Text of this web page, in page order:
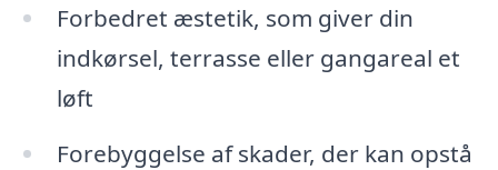
Forbedret æstetik, som giver din
indkørsel, terrasse eller gangareal et
løft
Forebyggelse af skader, der kan opstå